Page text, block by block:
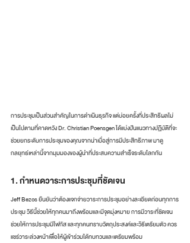
การประชุมเป็นส่วนสำคัญในการดำเนินธุรกิจ แต่บ่อยครั้งที่ประสิทธิผลไม่
เป็นไปตามที่คาดหวัง Dr. Christian Poensgen ได้แบ่งปันแนวทางปฏิบัติที่จะ
ช่วยยกระดับการประชุมของคุณจากน่าเบื่อสู่การมีประสิทธิภาพ มาดู
กลยุทธ์เหล่านี้จากมุมมองของผู้นำที่ประสบความสำเร็จระดับโลกกัน
1. กำหนดวาระการประชุมที่ชัดเจน
Jeff Bezos ยืนยันว่าต้องแจกจ่ายวาระการประชุมอย่างละเอียดก่อนทุกการ
ประชุม วิธีนี้ช่วยให้ทุกคนมาถึงพร้อมและมีจุดมุ่งหมาย การมีวาระที่ชัดเจน
ช่วยให้การประชุมมีโฟกัส และทุกคนทราบวัตถุประสงค์และวิธีเตรียมตัว ควร
แชร์วาระล่วงหน้าเพื่อให้ผู้เข้าร่วมได้ทบทวนและเตรียมพร้อม